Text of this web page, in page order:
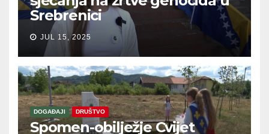
Srebrenici
JUL 15, 2025
DOGAĐAJI DRUŠTVO
Spomen-obilježje Cvijet